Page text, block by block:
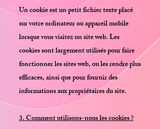
Un cookie est un petit fichier texte placé
sur votre ordinateur ou appareil mobile
lorsque vous visitez un site web. Les
cookies sont largement utilisés pour faire
fonctionner les sites web, ou les rendre plus
efficaces, ainsi que pour fournir des
informations aux propriétaires du site.
3. Comment utilisons-nous les cookies ?